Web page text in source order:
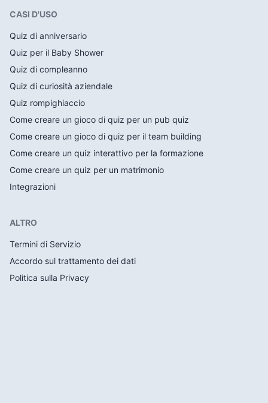
CASI D'USO
Quiz di anniversario
Quiz per il Baby Shower
Quiz di compleanno
Quiz di curiosità aziendale
Quiz rompighiaccio
Come creare un gioco di quiz per un pub quiz
Come creare un gioco di quiz per il team building
Come creare un quiz interattivo per la formazione
Come creare un quiz per un matrimonio
Integrazioni
ALTRO
Termini di Servizio
Accordo sul trattamento dei dati
Politica sulla Privacy